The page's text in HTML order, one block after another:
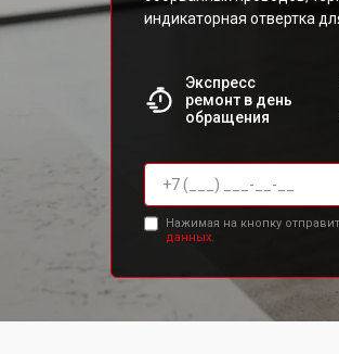
индикаторная отвертка
Экспресс
ремонт в день
обращения
Нажимая на кнопку
данных.